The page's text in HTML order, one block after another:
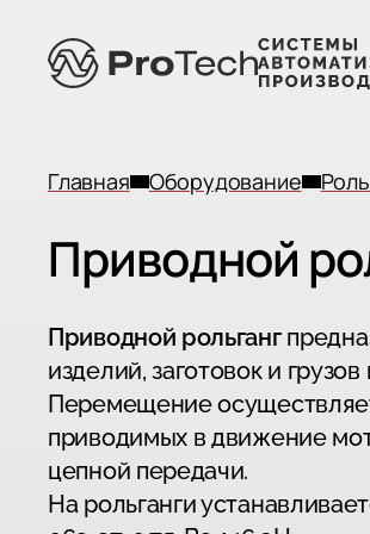
Главная Оборудование
Приводной
Приводной рольганг
изделий, заготовок и
Перемещение
приводимых в движение
цепной передачи.
На рольганги